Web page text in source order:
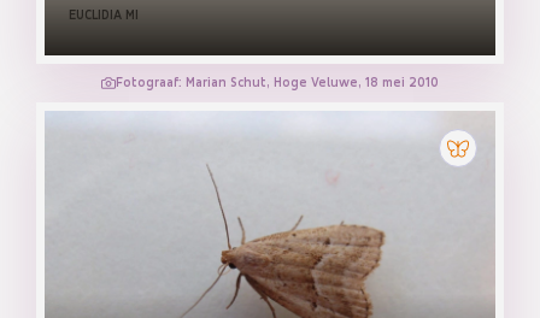
EUCLIDIA MI
Fotograaf: Marian Schut, Hoge Veluwe, 18 mei 2010